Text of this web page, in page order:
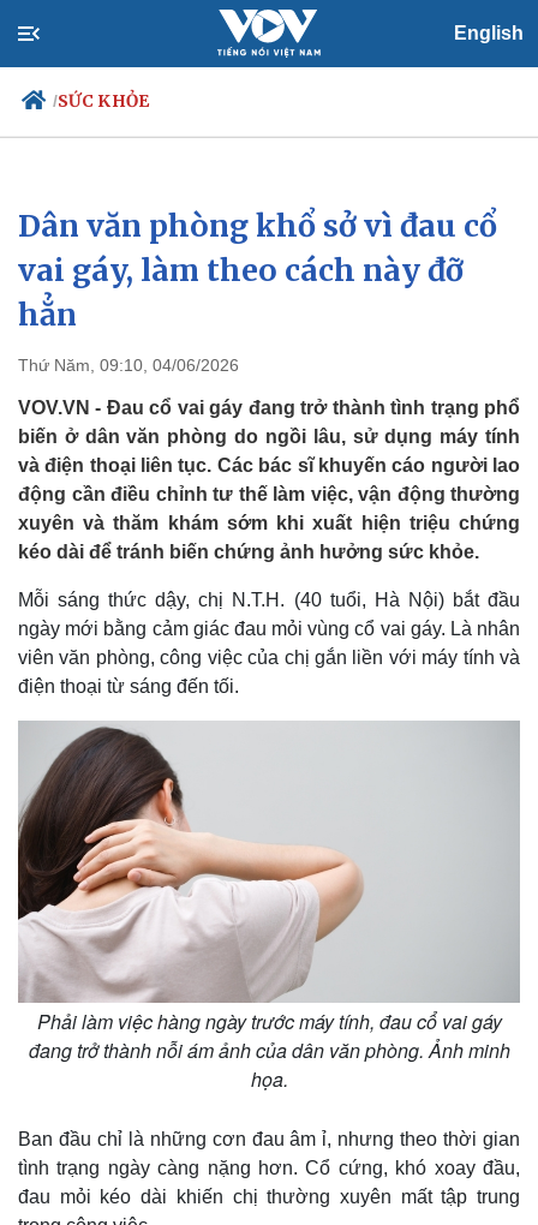
English
/SỨC KHỎE
Chính trị
Đảng
Tổ chức nhân sự
Quốc hội
Xã hội
Tin 24h
Dự báo thời tiết
Dân văn phòng khổ sở vì đau cổ
vai gáy, làm theo cách này đỡ
hẳn
Thứ Năm, 09:10, 04/06/2026
VOV.VN - Đau cổ vai gáy đang trở thành tình trạng phổ
biến ở dân văn phòng do ngồi lâu, sử dụng máy tính
và điện thoại liên tục. Các bác sĩ khuyến cáo người lao
động cần điều chỉnh tư thế làm việc, vận động thường
xuyên và thăm khám sớm khi xuất hiện triệu chứng
kéo dài để tránh biến chứng ảnh hưởng sức khỏe.
Mỗi sáng thức dậy, chị N.T.H. (40 tuổi, Hà Nội) bắt đầu
ngày mới bằng cảm giác đau mỏi vùng cổ vai gáy. Là nhân
viên văn phòng, công việc của chị gắn liền với máy tính và
điện thoại từ sáng đến tối.
Phải làm việc hàng ngày trước máy tính, đau cổ vai gáy
đang trở thành nỗi ám ảnh của dân văn phòng. Ảnh minh
họa.
Ban đầu chỉ là những cơn đau âm ỉ, nhưng theo thời gian
tình trạng ngày càng nặng hơn. Cổ cứng, khó xoay đầu,
đau mỏi kéo dài khiến chị thường xuyên mất tập trung